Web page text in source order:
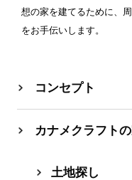
想の家を建てるために、
をお手伝いします。
コンセプト
カナメクラフト
⼟地探し